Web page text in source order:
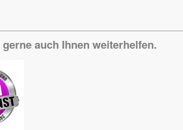
auch Ihnen weiterhelfen.